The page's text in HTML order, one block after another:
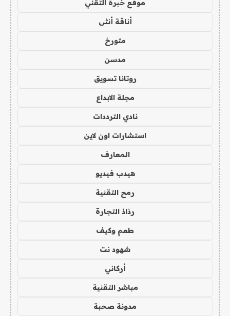
موقع خبرة التقني
أناقة أنثى
متورخ
مدسن
روتانا تسويق
مجلة الابداع
نادي الترددات
استشارات اون لاين
المعارف
هيدب فيديو
رمح التقنية
رذاذ التجارة
طعم وكيف
شهود نت
أركاني
مباشر التقنية
مدونة صحبة